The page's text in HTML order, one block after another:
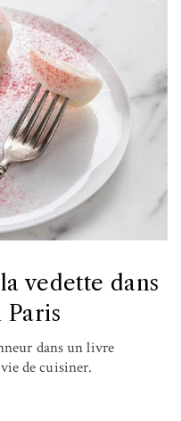
vedette dans
dans un livre
de cuisiner.